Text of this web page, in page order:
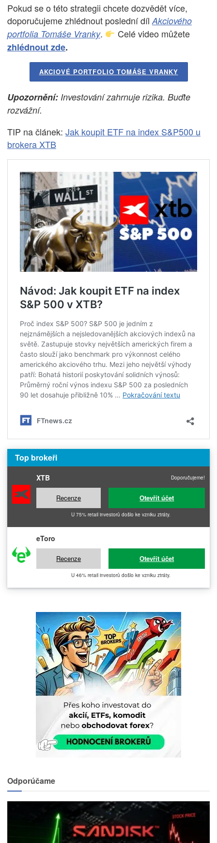
Pokud se o této strategii chcete dozvědět více,
doporučujeme zhlédnout poslední dílAkciového
portfolia Tomáše Vranky.
Celé video můžete
zhlédnout zde.
AKCIOVÉ PORTFOLIO TOMÁŠE VRANKY
Upozornění: Investování zahrnuje rizika. Buďte
rozvážní.
TIP na článek: Jak koupit ETF na index S&P500 u
brokera XTB
Top brokeři
XTB Doporučujeme!
Recenze Otevřít účet
U 75% retail investorů došlo ke vzniku ztráty.
eToro
Recenze Otevřít účet
U 46% retail investorů došlo ke vzniku ztráty.
Odporúčame